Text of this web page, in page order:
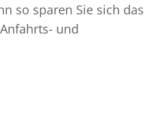
so sparen Sie sich das
und